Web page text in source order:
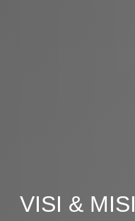
VISI &